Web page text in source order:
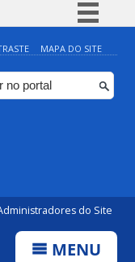
Simplifique!
BR
Participe
MAPA DO SITE
do Site
MENU